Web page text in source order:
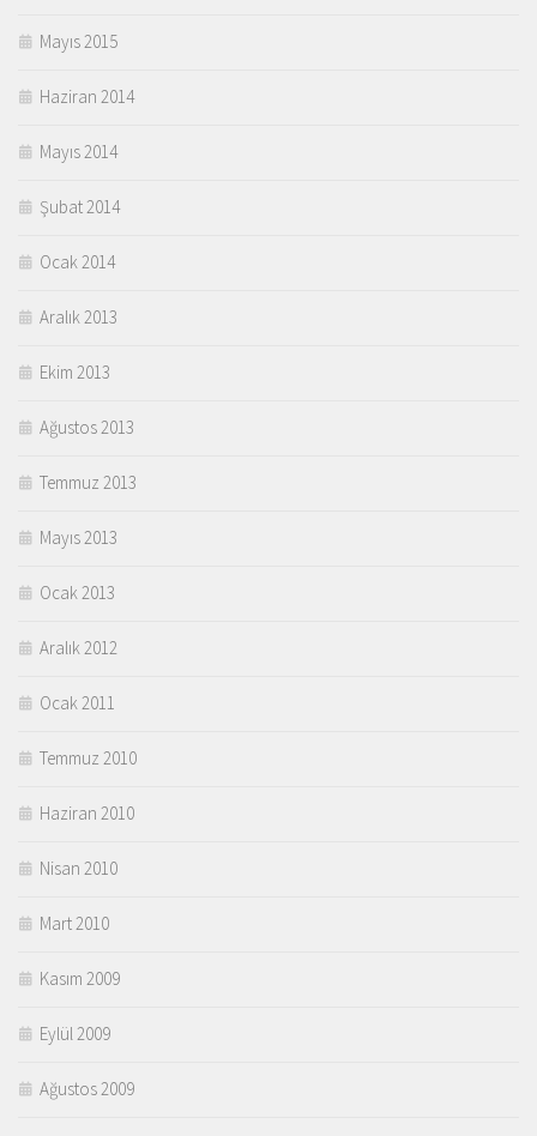
Mayıs 2015
Haziran 2014
Mayıs 2014
Şubat 2014
Ocak 2014
Aralık 2013
Ekim 2013
Ağustos 2013
Temmuz 2013
Mayıs 2013
Ocak 2013
Aralık 2012
Ocak 2011
Temmuz 2010
Haziran 2010
Nisan 2010
Mart 2010
Kasım 2009
Eylül 2009
Ağustos 2009